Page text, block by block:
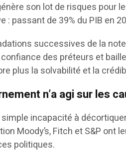
son lot de risques pour
: passant de 39% du PIB en
successives de la
des préteurs et
plus la solvabilité et la
n’a agi sur les
incapacité à
Moody’s, Fitch et S&P
politiques.